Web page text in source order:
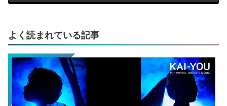
よく読まれている記事